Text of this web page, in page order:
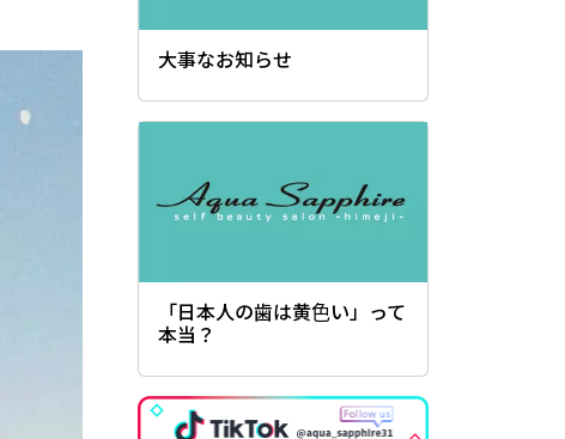
大事なお知らせ
「日本人の歯は黄色い」って
本当？